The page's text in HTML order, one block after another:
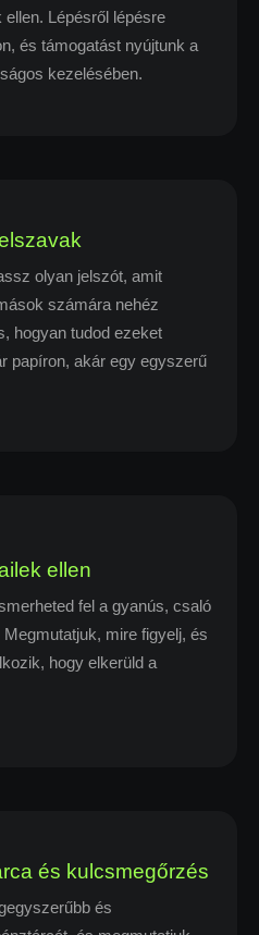
Lépésről lépésre
és támogatást nyújtunk a
kezelésében.
olyan jelszót, amit
számára nehéz
hogyan tudod ezeket
papíron, akár egy egyszerű
ellen
fel a gyanús, csaló
mire figyelj, és
hogy elkerüld a
és kulcsmegőrzés
és